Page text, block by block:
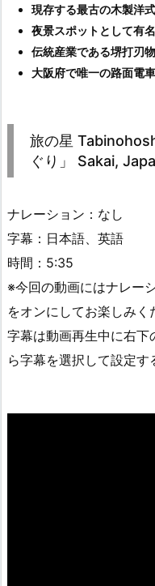
現存する最古の木製洋
夜景スポットとして有
伝統産業である堺打刃
大阪府で唯一の路面電
旅の星
ぐり」 Sakai,
ナレーション：なし
字幕：日本語、英語
時間：5:35
※今回の動画にはナレー
をオンにしてお楽しみく
字幕は動画再生中に右
ら字幕を選択して設定す